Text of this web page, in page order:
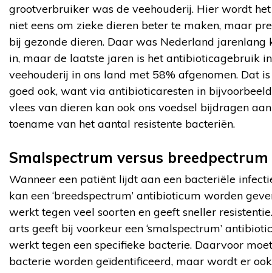
grootverbruiker was de veehouderij. Hier wordt
niet eens om zieke dieren beter te maken, maar
bij gezonde dieren. Daar was Nederland jarenlang
in, maar de laatste jaren is het antibioticagebruik
veehouderij in ons land met 58% afgenomen. Dat
goed ook, want via antibioticaresten in
vlees van dieren kan ook ons voedsel bijdragen
toename van het aantal resistente bacteriën.
Smalspectrum versus breedpectrum
Wanneer een patiënt lijdt aan een bacteriële
kan een ‘breedspectrum’ antibioticum worden
werkt tegen veel soorten en geeft sneller
arts geeft bij voorkeur een ‘smalspectrum’
werkt tegen een specifieke bacterie. Daarvoor
bacterie worden geïdentificeerd, maar wordt er